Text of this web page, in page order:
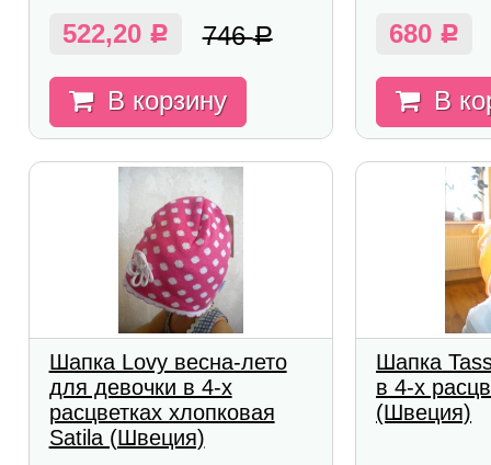
522,20 Р 746Р
В корзину
680 Р
В
Шапка Lovy весна-лето
для девочки в 4-х
расцветках хлопковая
Satila (Швеция)
Шапка
в 4-х
(Швеция)